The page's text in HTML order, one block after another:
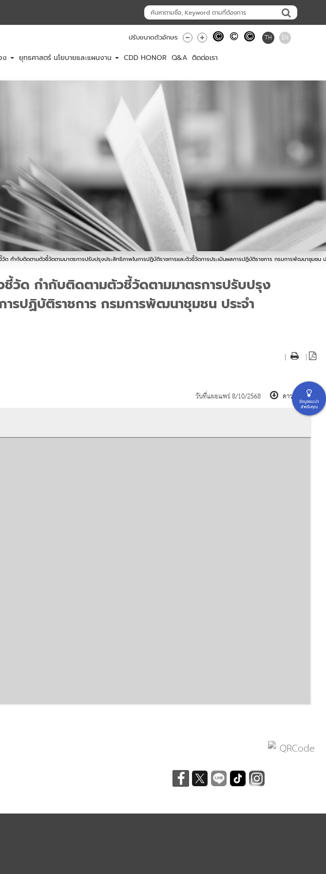
ปรับขนาดตัวอักษร TH EN
ง ยุทธศาสตร์ นโยบายและแผนงาน CDD HONOR Q&A ติดต่อเรา
กำกับติดตามตัวชี้วัดตามมาตรการปรับปรุงประสิทธิภาพในการปฏิบัติราชการและตัวชี้วัดการประเมินผลการปฏิบัติราชการ กรมการพัฒนาชุมชน
วัด กำกับติดตามตัวชี้วัดตามมาตรการปรับปรุง
ารปฏิบัติราชการ กรมการพัฒนาชุมชน ประจำ
| |
วันที่แผยแพร่ 8/10/2568 ดาวน์โหลด
ข้อมูลแนะนำ
สำหรับคุณ